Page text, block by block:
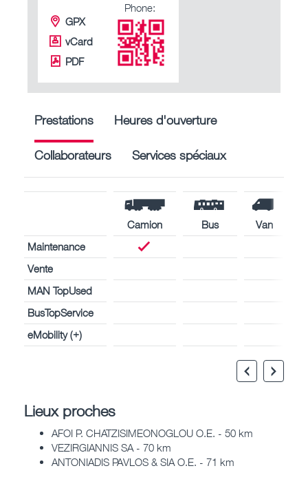
GPX
vCard
PDF
Phone:
Prestations Heures d'ouverture
Collaborateurs Services spéciaux
Camion Bus
Van
Maintenance
Vente
MAN TopUsed
BusTopService
eMobility (+)
Lieux proches
AFOI P. CHATZISIMEONOGLOU O.E. - 50 km
VEZIRGIANNIS SA - 70 km
ANTONIADIS PAVLOS & SIA O.E. - 71 km